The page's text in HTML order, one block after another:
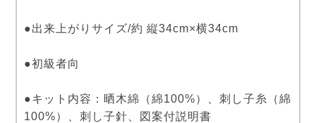
●出来上がりサイズ/約 縦34cm×横34cm
●初級者向
●キット内容：晒木綿（綿100%）、刺し子糸（綿
100%）、刺し子針、図案付説明書